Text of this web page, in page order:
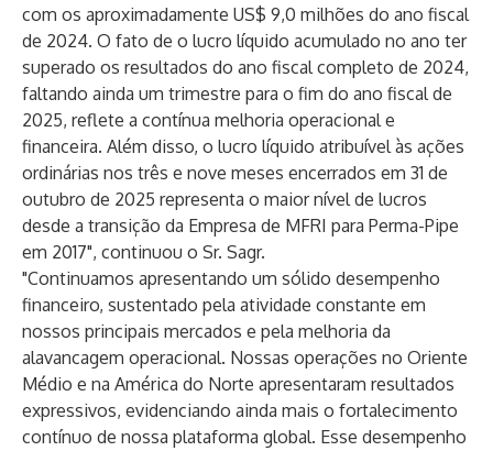
com os aproximadamente US$ 9,0 milhões do ano fiscal
de 2024. O fato de o lucro líquido acumulado no ano ter
superado os resultados do ano fiscal completo de 2024,
faltando ainda um trimestre para o fim do ano fiscal de
2025, reflete a contínua melhoria operacional e
financeira. Além disso, o lucro líquido atribuível às ações
ordinárias nos três e nove meses encerrados em 31 de
outubro de 2025 representa o maior nível de lucros
desde a transição da Empresa de MFRI para Perma-Pipe
em 2017", continuou o Sr. Sagr.
"Continuamos apresentando um sólido desempenho
financeiro, sustentado pela atividade constante em
nossos principais mercados e pela melhoria da
alavancagem operacional. Nossas operações no Oriente
Médio e na América do Norte apresentaram resultados
expressivos, evidenciando ainda mais o fortalecimento
contínuo de nossa plataforma global. Esse desempenho